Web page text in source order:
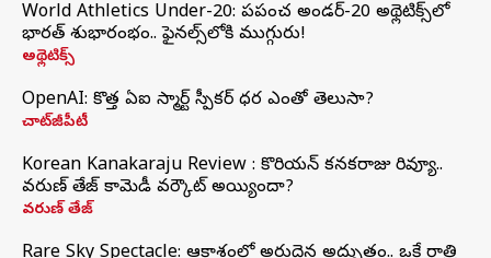
World Athletics Under-20: ప్రపంచ అండర్-20 అథ్లెటిక్స్‌లో
భారత్‌ శుభారంభం.. ఫైనల్స్‌లోకి ముగ్గురు!
అథ్లెటిక్స్
OpenAI: కొత్త ఏఐ స్మార్ట్ స్పీకర్ ధర ఎంతో తెలుసా?
చాట్‌జీపీటీ
Korean Kanakaraju Review : కొరియన్ కనకరాజు రివ్యూ..
వరుణ్ తేజ్ కామెడీ వర్కౌట్ అయ్యిందా?
వరుణ్ తేజ్